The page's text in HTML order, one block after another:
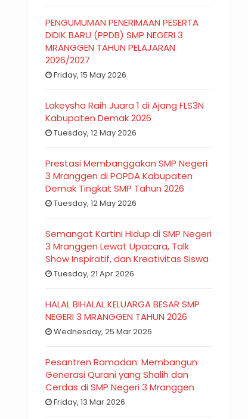
PENGUMUMAN PENERIMAAN PESERTA
DIDIK BARU (PPDB) SMP NEGERI 3
MRANGGEN TAHUN PELAJARAN
2026/2027
Friday, 15 May 2026
Lakeysha Raih Juara 1 di Ajang FLS3N
Kabupaten Demak 2026
Tuesday, 12 May 2026
Prestasi Membanggakan SMP Negeri
3 Mranggen di POPDA Kabupaten
Demak Tingkat SMP Tahun 2026
Tuesday, 12 May 2026
Semangat Kartini Hidup di SMP Negeri
3 Mranggen Lewat Upacara, Talk
Show Inspiratif, dan Kreativitas Siswa
Tuesday, 21 Apr 2026
HALAL BIHALAL KELUARGA BESAR SMP
NEGERI 3 MRANGGEN TAHUN 2026
Wednesday, 25 Mar 2026
Pesantren Ramadan: Membangun
Generasi Qurani yang Shalih dan
Cerdas di SMP Negeri 3 Mranggen
Friday, 13 Mar 2026